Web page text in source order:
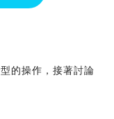
的操作，接著討論